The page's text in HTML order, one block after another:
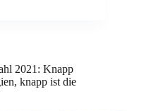
2021: Knapp
knapp ist die